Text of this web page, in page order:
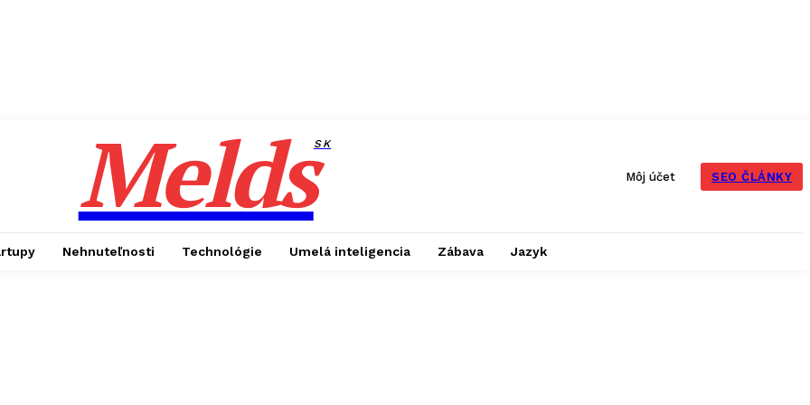
MeldsSK
Môj účet SEO ČLÁNKY
Nehnuteľnosti Technológie Umelá inteligencia Zábava Jazyk